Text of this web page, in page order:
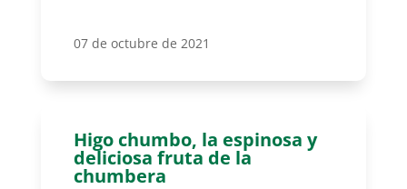
07 de octubre de 2021
Higo chumbo, la espinosa y
deliciosa fruta de la
chumbera